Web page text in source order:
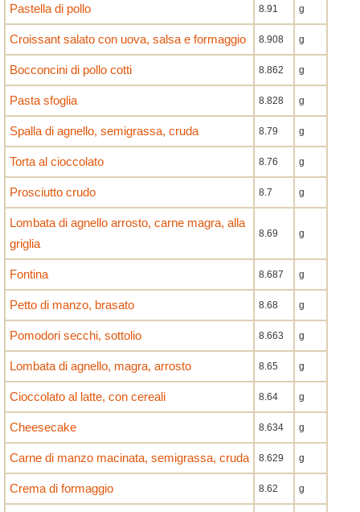
Pastella di pollo 8.91 g
Croissant salato con uova, salsa e formaggio 8.908 g
Bocconcini di pollo cotti 8.862 g
Pasta sfoglia 8.828 g
Spalla di agnello, semigrassa, cruda 8.79 g
Torta al cioccolato 8.76 g
Prosciutto crudo 8.7 g
Lombata di agnello arrosto, carne magra, alla
griglia
8.69 g
Fontina 8.687 g
Petto di manzo, brasato 8.68 g
Pomodori secchi, sottolio 8.663 g
Lombata di agnello, magra, arrosto 8.65 g
Cioccolato al latte, con cereali 8.64 g
Cheesecake 8.634 g
Carne di manzo macinata, semigrassa, cruda 8.629 g
Crema di formaggio 8.62 g